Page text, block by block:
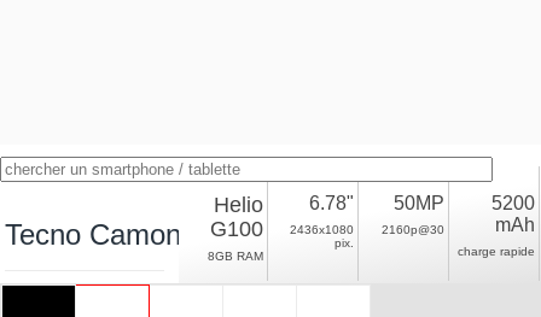
Tecno Camon 40 Pro 4G
Helio
G100
8GB RAM
6.78"
2436x1080
pix.
50MP
2160p@30
5200
mAh
charge rapide